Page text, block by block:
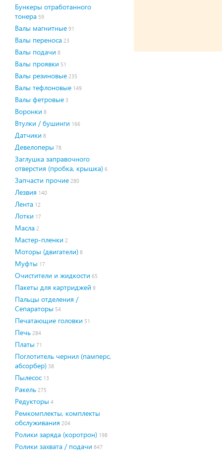
Бункеры отработанного
тонера 59
Валы магнитные 91
Валы переноса 23
Валы подачи 8
Валы проявки 51
Валы резиновые 235
Валы тефлоновые 149
Валы фетровые 3
Воронки 8
Втулки / бушинги 166
Датчики 8
Девелоперы 78
Заглушка заправочного
отверстия (пробка, крышка) 6
Запчасти прочие 280
Лезвия 140
Лента 12
Лотки 17
Масла 2
Мастер-пленки 2
Моторы (двигатели) 8
Муфты 17
Очистители и жидкости 65
Пакеты для картриджей 9
Пальцы отделения /
Сепараторы 54
Печатающие головки 51
Печь 284
Платы 71
Поглотитель чернил (памперс,
абсорбер) 38
Пылесос 13
Ракель 275
Редукторы 4
Ремкомплекты, комплекты
обслуживания 204
Ролики заряда (коротрон) 198
Ролики захвата / подачи 847